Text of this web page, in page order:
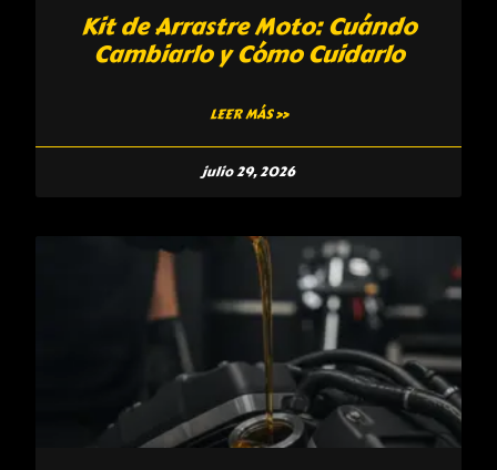
Kit de Arrastre Moto: Cuándo
Cambiarlo y Cómo Cuidarlo
LEER MÁS »
julio 29, 2026